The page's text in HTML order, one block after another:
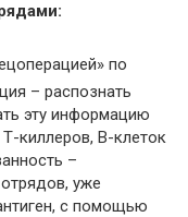
по
– распознать
эту информацию
киллеров, В-клеток
–
уже
с помощью